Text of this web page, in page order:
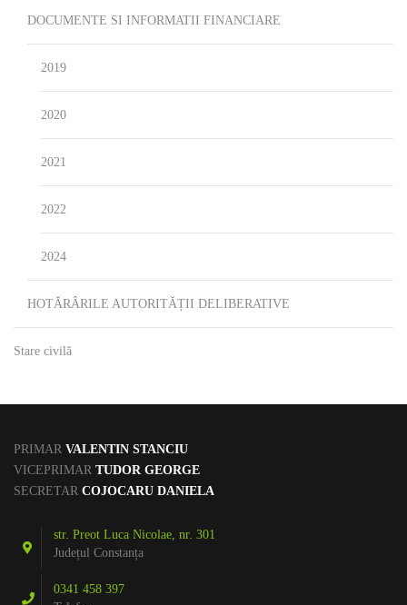
DOCUMENTE SI INFORMATII FINANCIARE
2019
2020
2021
2022
2024
HOTĂRÂRILE AUTORITĂȚII DELIBERATIVE
Stare civilă
PRIMAR VALENTIN STANCIU
VICEPRIMAR TUDOR GEORGE
SECRETAR COJOCARU DANIELA
str. Preot Luca Nicolae, nr. 301
Județul Constanța
0341 458 397